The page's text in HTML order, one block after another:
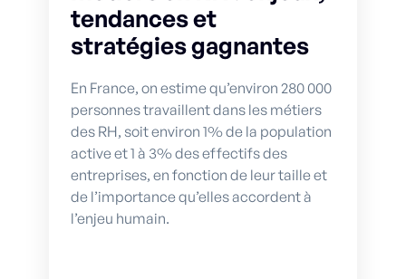
tendances et
stratégies gagnantes
En France, on estime qu’environ 280 000
personnes travaillent dans les métiers
des RH, soit environ 1% de la population
active et 1 à 3% des effectifs des
entreprises, en fonction de leur taille et
de l’importance qu’elles accordent à
l’enjeu humain.